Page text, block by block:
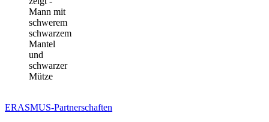
ERASMUS-Partnerschaften